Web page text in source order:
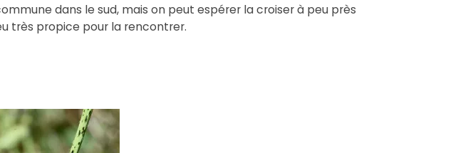
dans le sud, mais on peut espérer la croiser à peu près
très propice pour la rencontrer.